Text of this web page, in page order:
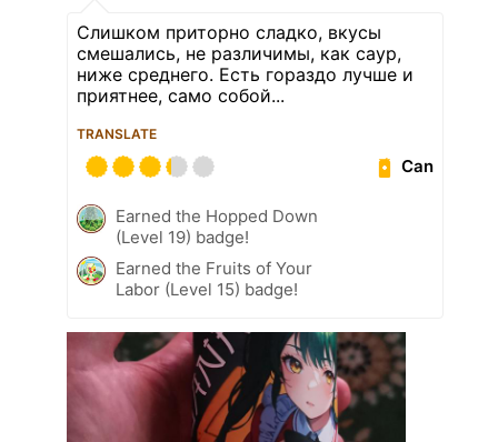
Слишком приторно сладко, вкусы
смешались, не различимы, как саур,
ниже среднего. Есть гораздо лучше и
приятнее, само собой...
TRANSLATE
Can
Earned the Hopped Down
(Level 19) badge!
Earned the Fruits of Your
Labor (Level 15) badge!